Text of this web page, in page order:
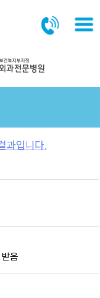
과입니다.
음